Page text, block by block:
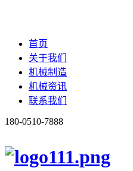
首页
关于我们
机械制造
机械资讯
联系我们
180-0510-7888